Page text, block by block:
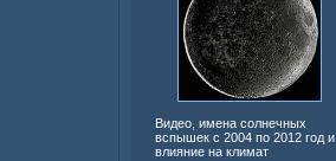
Видео, имена солнечных
вспышек с 2004 по 2012 год и
влияние на климат